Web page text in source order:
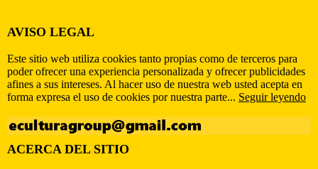
AVISO LEGAL
Este sitio web utiliza cookies tanto propias como de terceros para
poder ofrecer una experiencia personalizada y ofrecer publicidades
afines a sus intereses. Al hacer uso de nuestra web usted acepta en
forma expresa el uso de cookies por nuestra parte... Seguir leyendo
ACERCA DEL SITIO